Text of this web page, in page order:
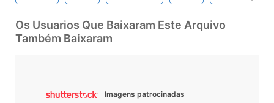
Os Usuarios Que Baixaram Este Arquivo
Também Baixaram
Imagens patrocinadas